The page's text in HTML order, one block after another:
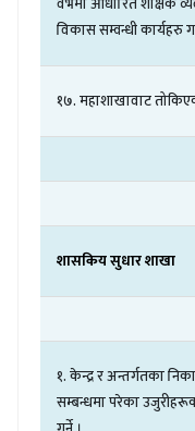
विकाससम्वन्धीकार्यहरु
१७.महाशाखावाट
शासकियसुधारशाखा
१.केन्द्ररअन्तर्गतका
सम्बन्धमापरेका